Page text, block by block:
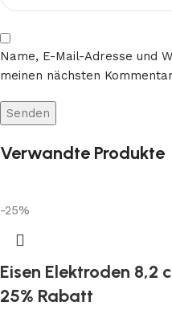
Name, E-Mail-Adresse und
meinen nächsten
Verwandte Produkte
-25%
Eisen Elektroden 8,2
25% Rabatt